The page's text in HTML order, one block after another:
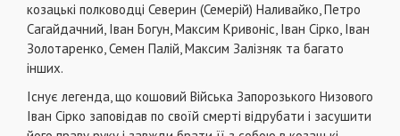
козацькі полководці Северин (Семерій) Наливайко, Петро
Сагайдачний, Іван Богун, Максим Кривоніс, Іван Сірко, Іван
Золотаренко, Семен Палій, Максим Залізняк та багато
інших.
Існує легенда, що кошовий Війська Запорозького Низового
Іван Сірко заповідав по своїй смерті відрубати і засушити